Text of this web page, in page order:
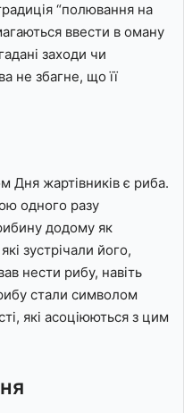
“полювання на
ввести в оману
заходи чи
не збагне, що її
жартівників є риба.
одного разу
додому як
зустрічали його,
нести рибу, навіть
стали символом
які асоціюються з цим